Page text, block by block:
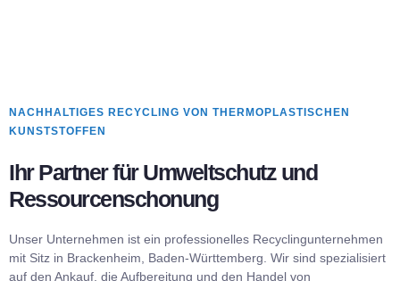
NACHHALTIGES RECYCLING VON THERMOPLASTISCHEN
KUNSTSTOFFEN
Ihr Partner für Umweltschutz und
Ressourcenschonung
Unser Unternehmen ist ein professionelles Recyclingunternehmen
mit Sitz in Brackenheim, Baden-Württemberg. Wir sind spezialisiert
auf den Ankauf, die Aufbereitung und den Handel von